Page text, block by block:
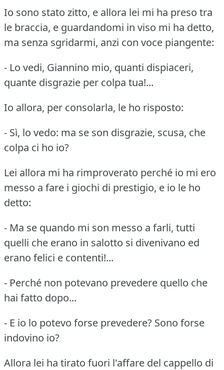
Io sono stato zitto, e allora lei mi ha preso tra
le braccia, e guardandomi in viso mi ha detto,
ma senza sgridarmi, anzi con voce piangente:
- Lo vedi, Giannino mio, quanti dispiaceri,
quante disgrazie per colpa tua!...
Io allora, per consolarla, le ho risposto:
- Sì, lo vedo: ma se son disgrazie, scusa, che
colpa ci ho io?
Lei allora mi ha rimproverato perché io mi ero
messo a fare i giochi di prestigio, e io le ho
detto:
- Ma se quando mi son messo a farli, tutti
quelli che erano in salotto si divenivano ed
erano felici e contenti!...
- Perché non potevano prevedere quello che
hai fatto dopo...
- E io lo potevo forse prevedere? Sono forse
indovino io?
Allora lei ha tirato fuori l'affare del cappello di